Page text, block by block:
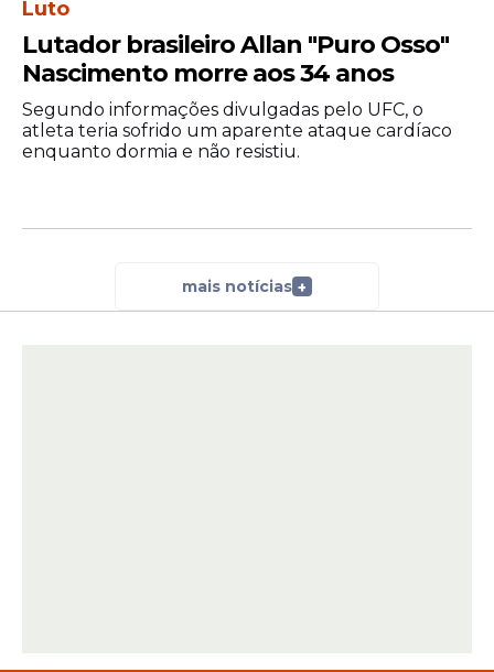
Luto
Lutador brasileiro Allan "Puro Osso"
Nascimento morre aos 34 anos
Segundo informações divulgadas pelo UFC, o
atleta teria sofrido um aparente ataque cardíaco
enquanto dormia e não resistiu.
mais notícias +